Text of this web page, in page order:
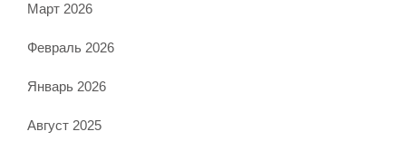
Март 2026
Февраль 2026
Январь 2026
Август 2025